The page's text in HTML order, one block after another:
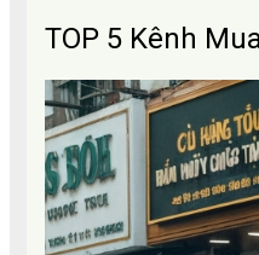
TOP 5 Kênh